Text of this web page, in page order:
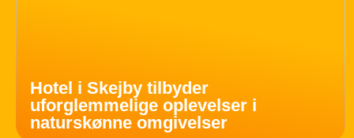
Hotel i Skejby tilbyder
uforglemmelige oplevelser i
naturskønne omgivelser